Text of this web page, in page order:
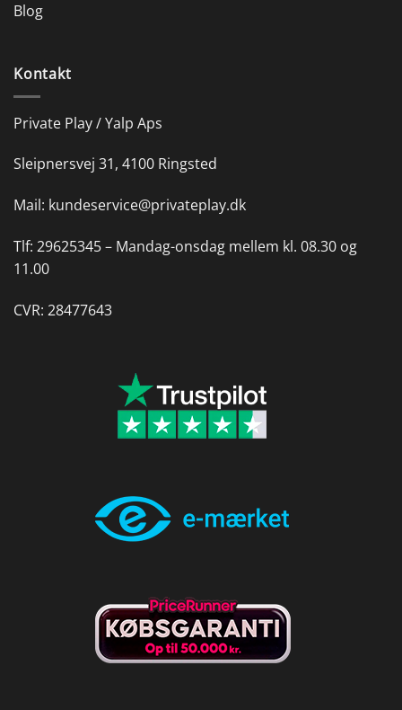
Blog
Kontakt
Private Play / Yalp Aps
Sleipnersvej 31, 4100 Ringsted
Mail: kundeservice@privateplay.dk
Tlf: 29625345 – Mandag-onsdag mellem kl. 08.30 og
11.00
CVR: 28477643